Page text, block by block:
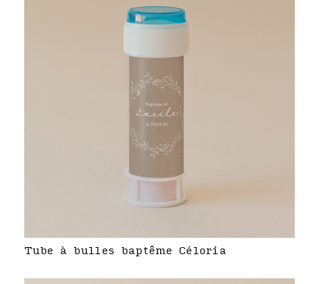
Tube à bulles baptême Céloria